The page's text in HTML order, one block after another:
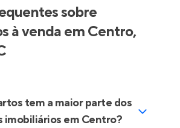
sobre
à venda em Centro,
tem a maior parte dos
imobiliários em Centro?